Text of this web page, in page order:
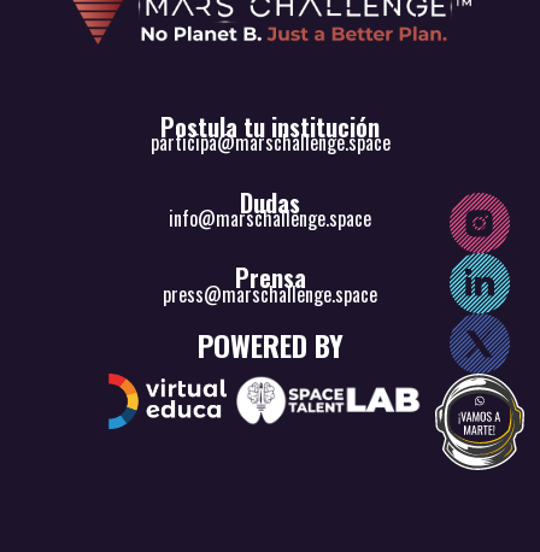
Postula tu institución
participa@marschallenge.space
Dudas
info@marschallenge.space
Prensa
press@marschallenge.space
POWERED BY